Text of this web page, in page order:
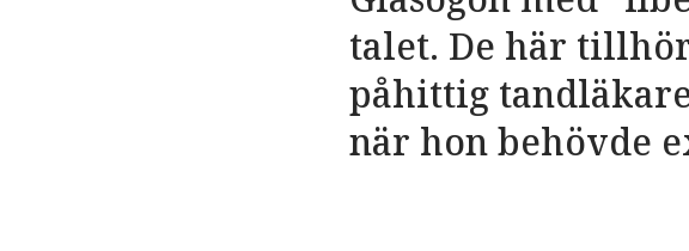
talet. De här
påhittig
när hon behövde